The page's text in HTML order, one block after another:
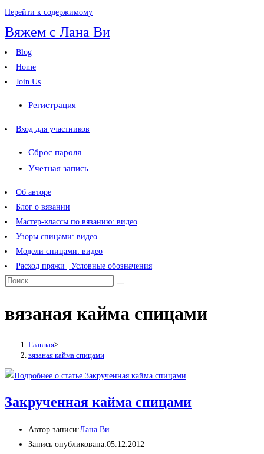
Перейти к содержимому
Вяжем с Лана Ви
Blog
Home
Join Us
Регистрация
Вход для участников
Сброс пароля
Учетная запись
Об авторе
Блог о вязании
Мастер-классы по вязанию: видео
Узоры спицами: видео
Модели спицами: видео
Расход пряжи | Условные обозначения
вязаная кайма спицами
Главная>
вязаная кайма спицами
Закрученная кайма спицами
Автор записи:Лана Ви
Запись опубликована:05.12.2012